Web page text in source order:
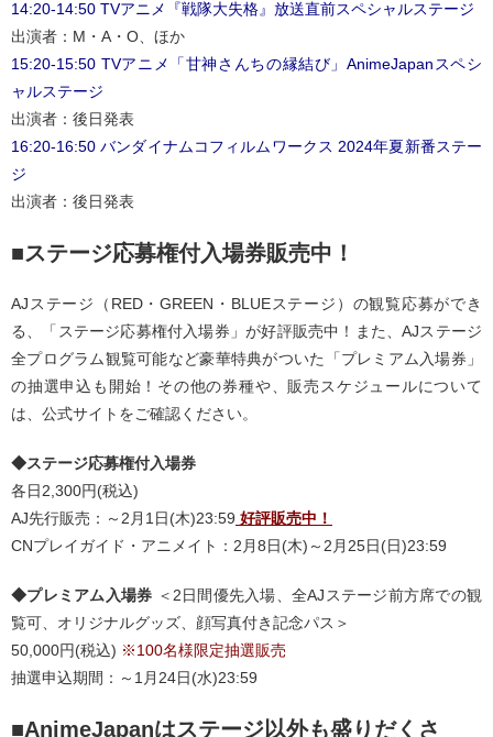
14:20-14:50 TVアニメ『戦隊大失格』放送直前スペシャルステージ
出演者：M・A・O、ほか
15:20-15:50 TVアニメ「甘神さんちの縁結び」AnimeJapanスペシ
ャルステージ
出演者：後日発表
16:20-16:50 バンダイナムコフィルムワークス 2024年夏新番ステー
ジ
出演者：後日発表
■ステージ応募権付入場券販売中！
AJステージ（RED・GREEN・BLUEステージ）の観覧応募ができ
る、「ステージ応募権付入場券」が好評販売中！また、AJステージ
全プログラム観覧可能など豪華特典がついた「プレミアム入場券」
の抽選申込も開始！その他の券種や、販売スケジュールについて
は、公式サイトをご確認ください。
◆ステージ応募権付入場券
各日2,300円(税込)
AJ先行販売：～2月1日(木)23:59 好評販売中！
CNプレイガイド・アニメイト：2月8日(木)～2月25日(日)23:59
◆プレミアム入場券 ＜2日間優先入場、全AJステージ前方席での観
覧可、オリジナルグッズ、顔写真付き記念パス＞
50,000円(税込) ※100名様限定抽選販売
抽選申込期間：～1月24日(水)23:59
■AnimeJapanはステージ以外も盛りだくさ